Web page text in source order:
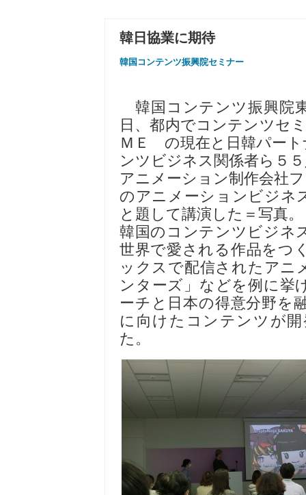
韓日協業に期待
韓国コンテンツ振興院セミナー
韓国コンテンツ振興院
日、都内でコンテンツセ
ＭＥ の現在と日韓パート
ンツビジネス関係者ら５
アニメーション制作会社
のアニメーションビジネ
と題して講演した＝写真。
韓国のコンテンツビジネ
世界で愛される作品をつ
ックスで配信されたアニ
ンターズ」などを例に挙
ーチと日本の得意分野を
に向けたコンテンツが
た。